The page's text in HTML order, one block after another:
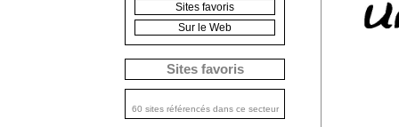
Sites favoris
Sur le Web
Sites favoris
60 sites référencés dans ce secteur